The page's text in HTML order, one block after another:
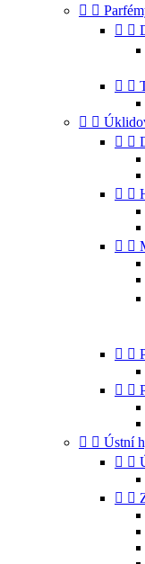
 
 
 
 
 
 
 
 
 
  Ústní
 
 